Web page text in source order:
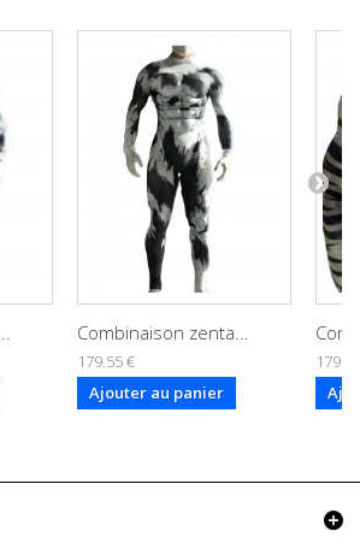
Combinaison zenta...
179.55 €
Ajouter au panier